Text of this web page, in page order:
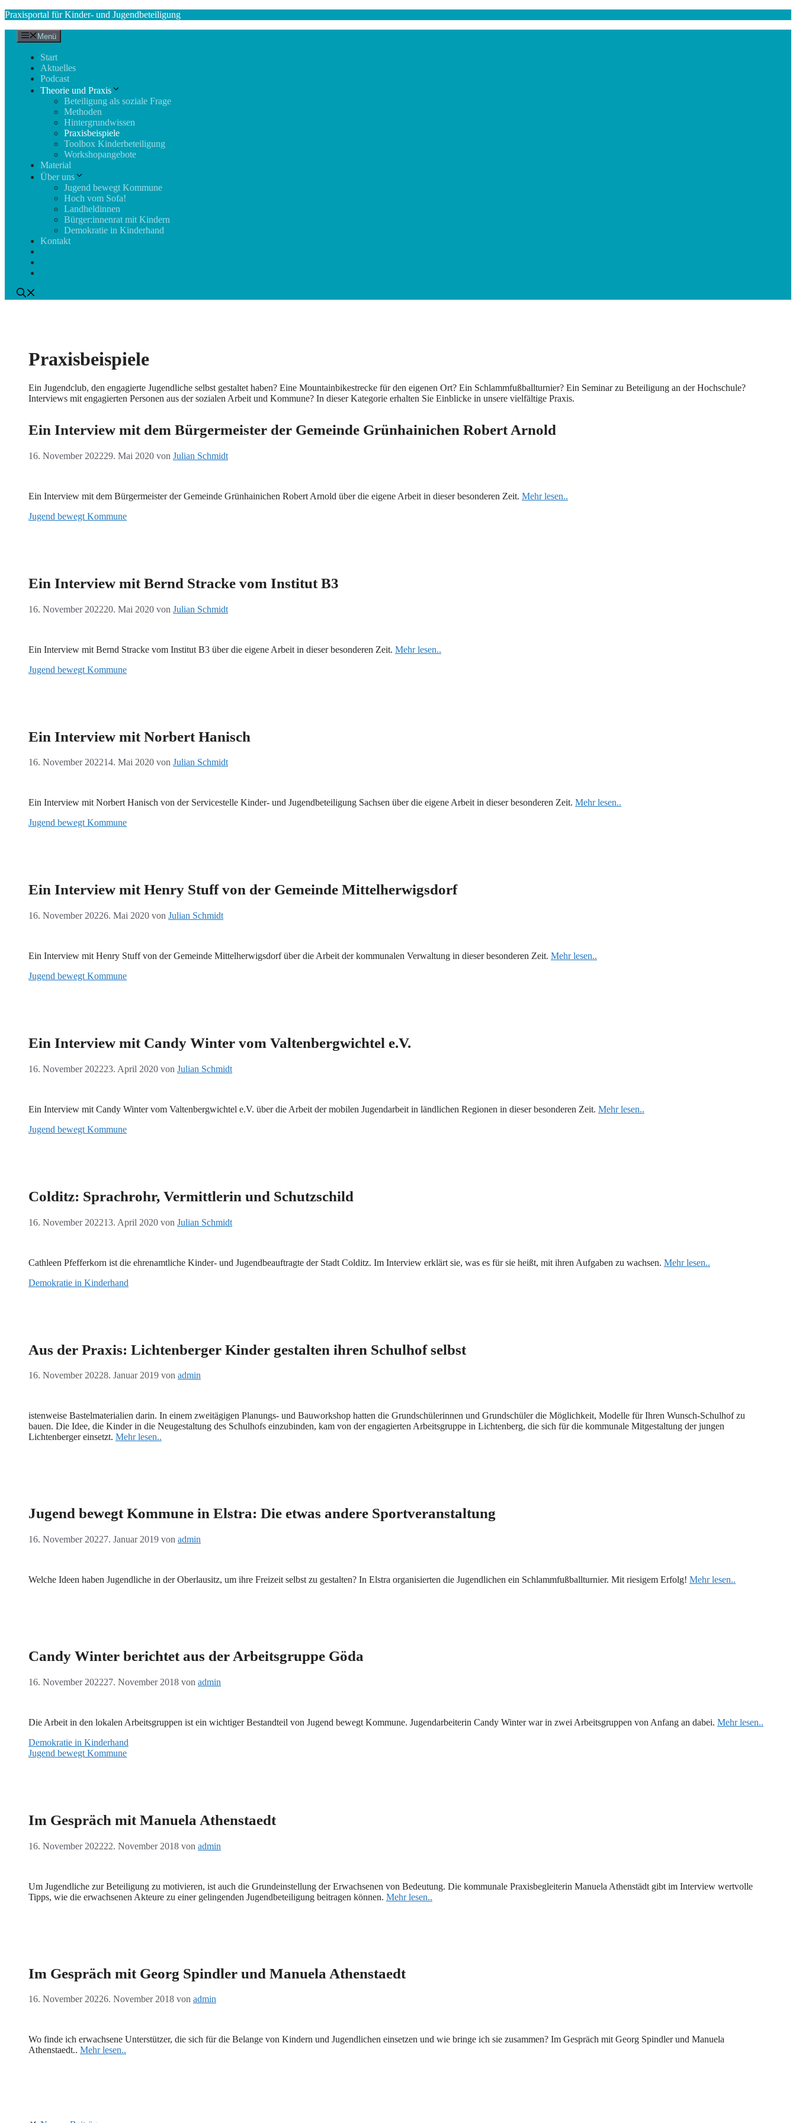
Zum
springen
Praxisportal für Kinder- und Jugendbeteiligung
Menü
Start
Aktuelles
Podcast
Theorie und Praxis
Beteiligung als soziale Frage
Methoden
Hintergrundwissen
Praxisbeispiele
Toolbox Kinderbeteiligung
Workshopangebote
Material
Über uns
Jugend bewegt Kommune
Hoch vom Sofa!
Landheldinnen
Bürger:innenrat mit Kindern
Demokratie in Kinderhand
Kontakt
Praxisbeispiele
Ein Jugendclub, den engagierte Jugendliche selbst gestaltet haben? Eine Mountainbikestrecke für den eigenen Ort? Ein Schlammfußballturnier? Ein Seminar zu Beteiligung an der Hochschule?
Interviews mit engagierten Personen aus der sozialen Arbeit und Kommune? In dieser Kategorie erhalten Sie Einblicke in unsere vielfältige Praxis.
Ein Interview mit dem Bürgermeister der Gemeinde Grünhainichen Robert Arnold
16. November 202229. Mai 2020 von Julian Schmidt
Ein Interview mit dem Bürgermeister der Gemeinde Grünhainichen Robert Arnold über die eigene Arbeit in dieser besonderen Zeit. Mehr lesen..
Jugend bewegt Kommune
Ein Interview mit Bernd Stracke vom Institut B3
16. November 202220. Mai 2020 von Julian Schmidt
Ein Interview mit Bernd Stracke vom Institut B3 über die eigene Arbeit in dieser besonderen Zeit. Mehr lesen..
Jugend bewegt Kommune
Ein Interview mit Norbert Hanisch
16. November 202214. Mai 2020 von Julian Schmidt
Ein Interview mit Norbert Hanisch von der Servicestelle Kinder- und Jugendbeteiligung Sachsen über die eigene Arbeit in dieser besonderen Zeit. Mehr lesen..
Jugend bewegt Kommune
Ein Interview mit Henry Stuff von der Gemeinde Mittelherwigsdorf
16. November 20226. Mai 2020 von Julian Schmidt
Ein Interview mit Henry Stuff von der Gemeinde Mittelherwigsdorf über die Arbeit der kommunalen Verwaltung in dieser besonderen Zeit. Mehr lesen..
Jugend bewegt Kommune
Ein Interview mit Candy Winter vom Valtenbergwichtel e.V.
16. November 202223. April 2020 von Julian Schmidt
Ein Interview mit Candy Winter vom Valtenbergwichtel e.V. über die Arbeit der mobilen Jugendarbeit in ländlichen Regionen in dieser besonderen Zeit. Mehr lesen..
Jugend bewegt Kommune
Colditz: Sprachrohr, Vermittlerin und Schutzschild
16. November 202213. April 2020 von Julian Schmidt
Cathleen Pfefferkorn ist die ehrenamtliche Kinder- und Jugendbeauftragte der Stadt Colditz. Im Interview erklärt sie, was es für sie heißt, mit ihren Aufgaben zu wachsen. Mehr lesen..
Demokratie in Kinderhand
Aus der Praxis: Lichtenberger Kinder gestalten ihren Schulhof selbst
16. November 20228. Januar 2019 von admin
istenweise Bastelmaterialien darin. In einem zweitägigen Planungs- und Bauworkshop hatten die Grundschülerinnen und Grundschüler die Möglichkeit, Modelle für Ihren Wunsch-Schulhof zu
bauen. Die Idee, die Kinder in die Neugestaltung des Schulhofs einzubinden, kam von der engagierten Arbeitsgruppe in Lichtenberg, die sich für die kommunale Mitgestaltung der jungen
Lichtenberger einsetzt. Mehr lesen..
Jugend bewegt Kommune in Elstra: Die etwas andere Sportveranstaltung
16. November 20227. Januar 2019 von admin
Welche Ideen haben Jugendliche in der Oberlausitz, um ihre Freizeit selbst zu gestalten? In Elstra organisierten die Jugendlichen ein Schlammfußballturnier. Mit riesigem Erfolg! Mehr lesen..
Candy Winter berichtet aus der Arbeitsgruppe Göda
16. November 202227. November 2018 von admin
Die Arbeit in den lokalen Arbeitsgruppen ist ein wichtiger Bestandteil von Jugend bewegt Kommune. Jugendarbeiterin Candy Winter war in zwei Arbeitsgruppen von Anfang an dabei. Mehr lesen..
Demokratie in Kinderhand
Jugend bewegt Kommune
Im Gespräch mit Manuela Athenstaedt
16. November 202222. November 2018 von admin
Um Jugendliche zur Beteiligung zu motivieren, ist auch die Grundeinstellung der Erwachsenen von Bedeutung. Die kommunale Praxisbegleiterin Manuela Athenstädt gibt im Interview wertvolle
Tipps, wie die erwachsenen Akteure zu einer gelingenden Jugendbeteiligung beitragen können. Mehr lesen..
Im Gespräch mit Georg Spindler und Manuela Athenstaedt
16. November 20226. November 2018 von admin
Wo finde ich erwachsene Unterstützer, die sich für die Belange von Kindern und Jugendlichen einsetzen und wie bringe ich sie zusammen? Im Gespräch mit Georg Spindler und Manuela
Athenstaedt.. Mehr lesen..